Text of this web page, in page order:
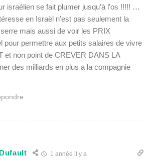
israélien se fait plumer jusqu’à l’os !!!!! …
en Israël n’est pas seulement la
mais aussi de voir les PRIX
pour permettre aux petits salaires de vivre
et non point de CREVER DANS LA
des milliards en plus a la compagnie
1 année il y a